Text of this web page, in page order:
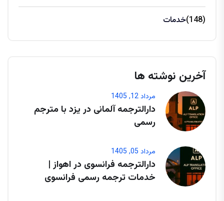
خدمات (148)
آخرین نوشته ها
مرداد 12, 1405
دارالترجمه آلمانی در یزد با مترجم
رسمی
مرداد 05, 1405
دارالترجمه فرانسوی در اهواز |
خدمات ترجمه رسمی فرانسوی